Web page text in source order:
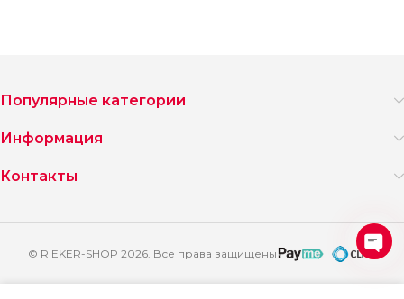
Популярные категории
Информация
Контакты
© RIEKER-SHOP 2026. Все права защищены